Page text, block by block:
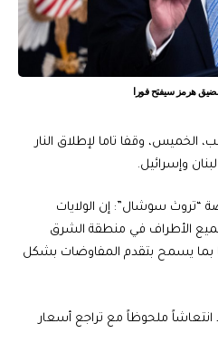
هرمز سيفتح فورا
الخميس، وقفا تاما لإطلاق النار
وإسرائيل.
“تروث سوشال”: إن الولايات
جميع الأطراف في منطقة الشرق
بما يسمح بتقدم المفاوضات بشكل
ملحوظاً مع تراجع أسعار